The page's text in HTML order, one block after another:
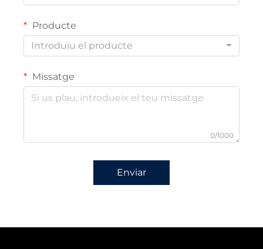
Producte
Introduïu el producte
Missatge
0/1000
Enviar